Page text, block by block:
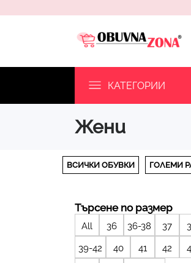
КАТЕГОРИИ
жени
ВСИЧКИ ОБУВКИ ГОЛЕМИ
Търсене по размер
All 36 36-38 37
39-42
40 41 42